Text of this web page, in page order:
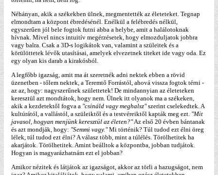
Néhányan, akik a székekben ülnek, megmentették az életeteket. Tegnap
elmondtam a központ ébredésénél. Enélkül a felébredés nélkül,
egyszerűen jól bele fogtok futni abba a helybe, amit a halálotoknak
hívnak. Mivel nincs intuitív megérzésetek, hogy elmozduljatok jobbra
vagy balra. Csak a 3D-s logikátok van, valamint a szüleitek és a
körülöttetek lévők utasításai, amelyek elvezetnek titeket ide vagy oda. Ez
egy olyan kis darab a kirakósból.
A legfőbb igazság, amit ma át szeretnék adni nektek ebben a rövid
üzenetben - tőlem nektek, a Teremtő Forrástól, ahová vissza fogtok térni -
az az, hogy: nagyszerűnek születtetek! De mindannyian az életeteken
keresztül azt mondtátok, hogy nem. Ülnek itt olyanok ma a székeken,
akik a kezdetektől fogva a "csináld vagy meghalsz"szerint cselekedtek. A
kultúrától, a vallástól, a szüleiktől és a testvéreiktől kapták meg ezt. "Mit
javasol, hogyan menjünk keresztül az életen?"Az első 20 évben bántanak
és azt mondják, hogy: "Semmi vagy."Mi történik? Túl tudod ezt élni öreg
lélek, túl tudod ezt élni? A válasz több, mint a túlélés. Törölhetitek ha
akarjátok. Törölhetitek. Amint beálltok a központba, jobban tudjátok.
Hogyan is magyarázhatnám ezt el jobban?
Amikor nézitek és látjátok az igazságot, akkor az törli a hazugságot, nem